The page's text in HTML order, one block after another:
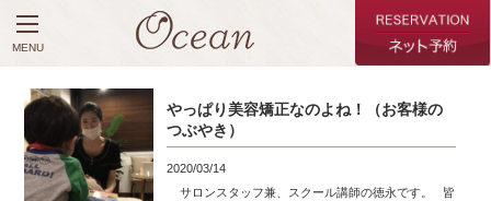
MENU
やっぱり美容矯正なのよね！（お客様の
つぶやき）
2020/03/14
サロンスタッフ兼、スクール講師の徳永です。 皆